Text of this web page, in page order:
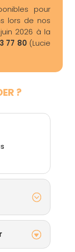
pour
lors de nos
2026 à la
77 80(Lucie
?